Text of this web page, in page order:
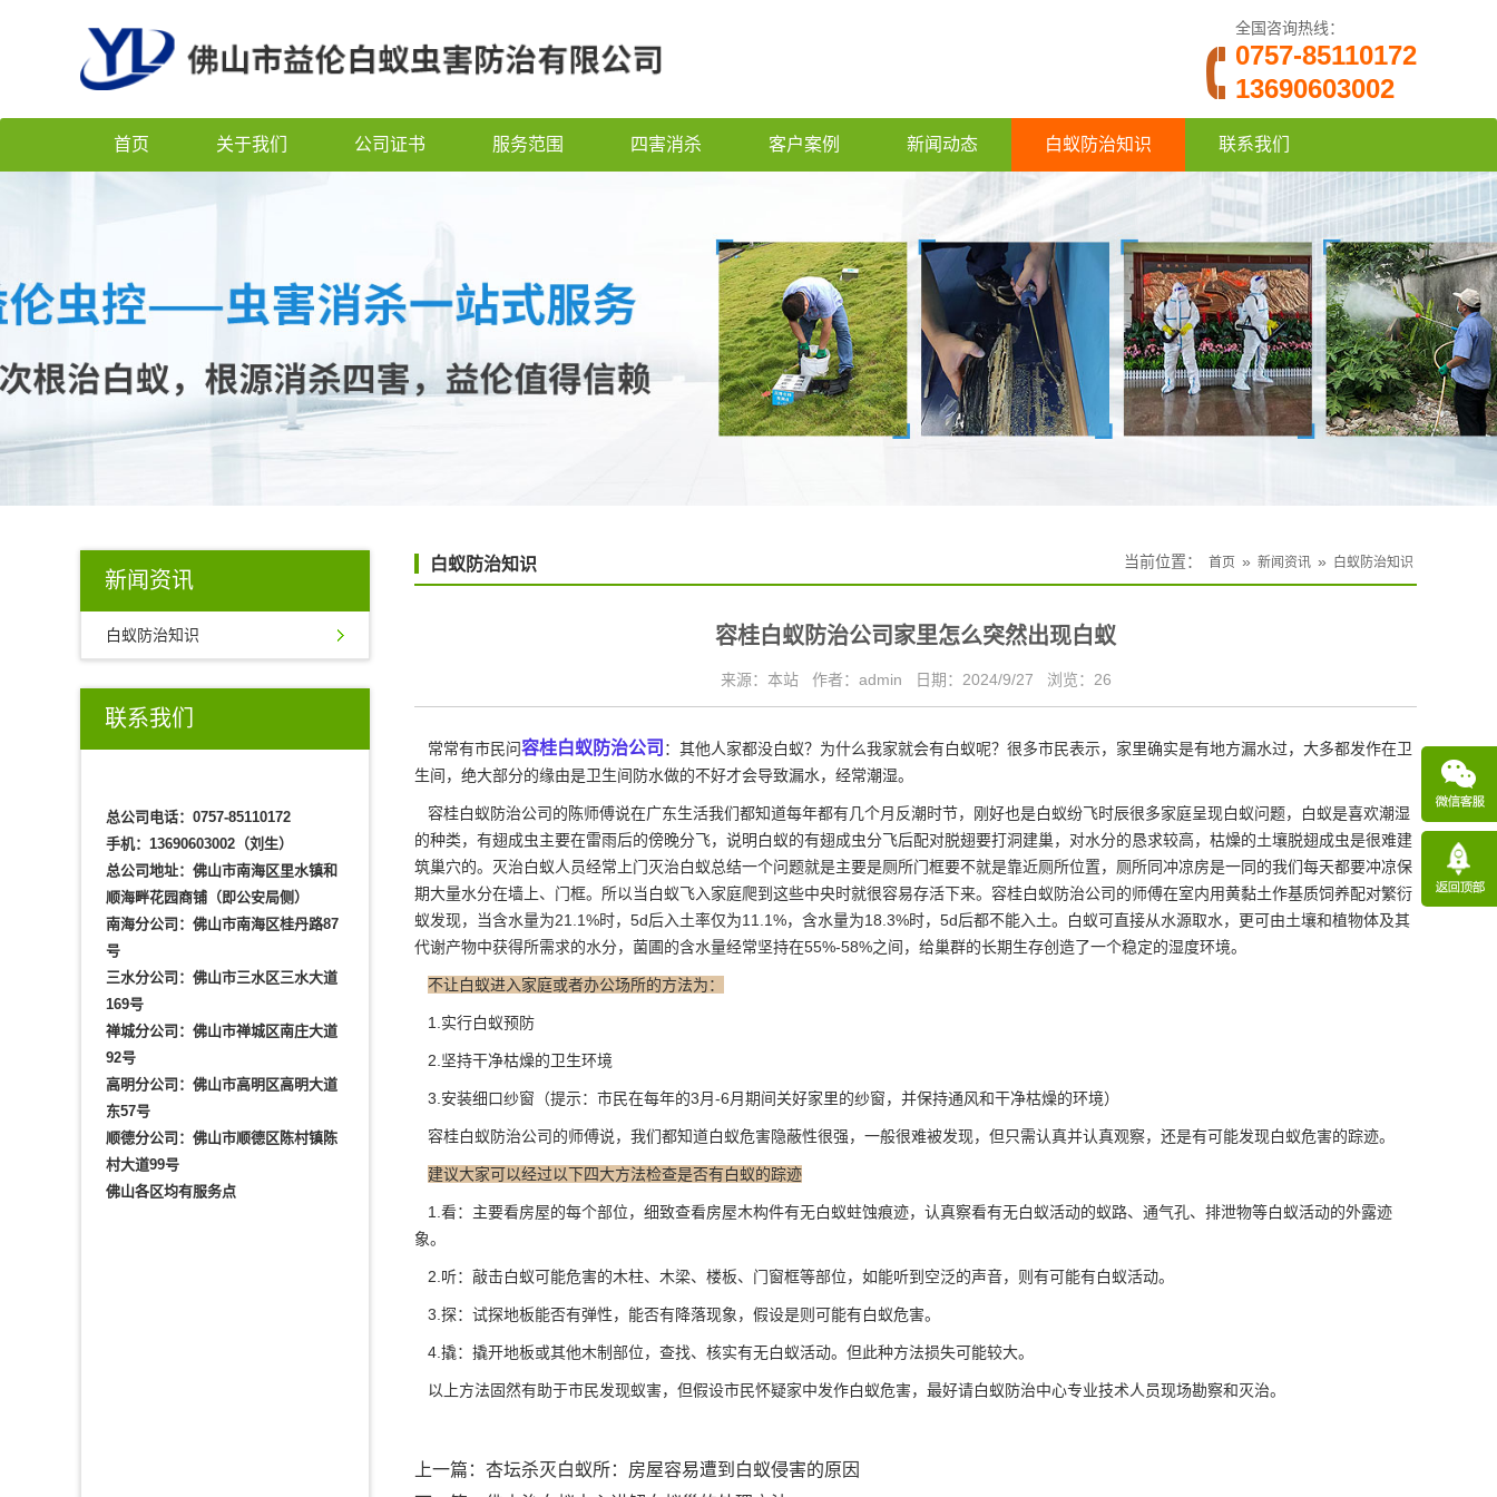
全国咨询热线：
0757-85110172
13690603002
首页 关于我们 公司证书 服务范围 四害消杀 客户案例 新闻动态 白蚁防治知识 联系我们
新闻资讯
白蚁防治知识
联系我们
总公司电话：0757-85110172
手机：13690603002（刘生）
总公司地址：佛山市南海区里水镇和
顺海畔花园商铺（即公安局侧）
南海分公司：佛山市南海区桂丹路87
号
三水分公司：佛山市三水区三水大道
169号
禅城分公司：佛山市禅城区南庄大道
92号
高明分公司：佛山市高明区高明大道
东57号
顺德分公司：佛山市顺德区陈村镇陈
村大道99号
佛山各区均有服务点
白蚁防治知识 当前位置： 首页 » 新闻资讯 » 白蚁防治知识
容桂白蚁防治公司家里怎么突然出现白蚁
来源：本站 作者：admin 日期：2024/9/27 浏览： 26
常常有市民问容桂白蚁防治公司 ：其他人家都没白蚁？为什么我家就会有白蚁呢？很多市民表示，家里确实是有地方漏水过，大多都发作在卫
生间，绝大部分的缘由是卫生间防水做的不好才会导致漏水，经常潮湿。
容桂白蚁防治公司的陈师傅说在广东生活我们都知道每年都有几个月反潮时节，刚好也是白蚁纷飞时辰很多家庭呈现白蚁问题，白蚁是喜欢潮湿
的种类，有翅成虫主要在雷雨后的傍晚分飞，说明白蚁的有翅成虫分飞后配对脱翅要打洞建巢，对水分的恳求较高，枯燥的土壤脱翅成虫是很难建
筑巢穴的。灭治白蚁人员经常上门灭治白蚁总结一个问题就是主要是厕所门框要不就是靠近厕所位置，厕所同冲凉房是一同的我们每天都要冲凉保
期大量水分在墙上、门框。所以当白蚁飞入家庭爬到这些中央时就很容易存活下来。容桂白蚁防治公司的师傅在室内用黄黏土作基质饲养配对繁衍
蚁发现，当含水量为21.1%时，5d后入土率仅为11.1%，含水量为18.3%时，5d后都不能入土。白蚁可直接从水源取水，更可由土壤和植物体及其
代谢产物中获得所需求的水分，菌圃的含水量经常坚持在55%-58%之间，给巢群的长期生存创造了一个稳定的湿度环境。
不让白蚁进入家庭或者办公场所的方法为：
1.实行白蚁预防
2.坚持干净枯燥的卫生环境
3.安装细口纱窗（提示：市民在每年的3月-6月期间关好家里的纱窗，并保持通风和干净枯燥的环境）
容桂白蚁防治公司的师傅说，我们都知道白蚁危害隐蔽性很强，一般很难被发现，但只需认真并认真观察，还是有可能发现白蚁危害的踪迹。
建议大家可以经过以下四大方法检查是否有白蚁的踪迹
1.看：主要看房屋的每个部位，细致查看房屋木构件有无白蚁蛀蚀痕迹，认真察看有无白蚁活动的蚁路、通气孔、排泄物等白蚁活动的外露迹
象。
2.听：敲击白蚁可能危害的木柱、木梁、楼板、门窗框等部位，如能听到空泛的声音，则有可能有白蚁活动。
3.探：试探地板能否有弹性，能否有降落现象 ，假设是则可能有白蚁危害。
4.撬：撬开地板或其他木制部位，查找、核实有无白蚁活动。但此种方法损失可能较大。
以上方法固然有助于市民发现蚁害，但假设市民怀疑家中发作白蚁危害，最好请白蚁防治中心专业技术人员现场勘察和灭治。
上一篇： 杏坛杀灭白蚁所：房屋容易遭到白蚁侵害的原因